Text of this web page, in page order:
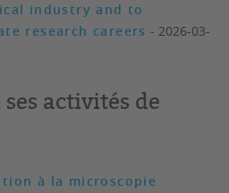
industry and to
research careers - 2026-03-
activités de
à la microscopie